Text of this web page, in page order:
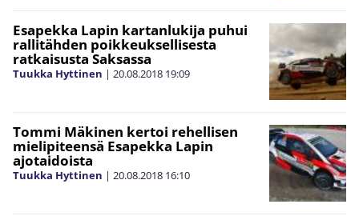
Esapekka Lapin kartanlukija puhui
rallitähden poikkeuksellisesta
ratkaisusta Saksassa
Tuukka Hyttinen | 20.08.2018 19:09
Tommi Mäkinen kertoi rehellisen
mielipiteensä Esapekka Lapin
ajotaidoista
Tuukka Hyttinen | 20.08.2018 16:10